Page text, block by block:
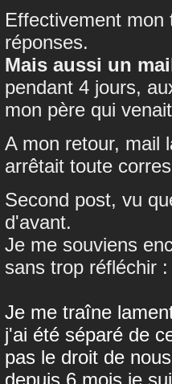
Effectivement
réponses.
Mais aussi un
pendant 4 jours,
mon père qui
A mon retour, mail
arrêtait toute
Second post, vu
d'avant.
Je me souviens
sans trop réfléchir :
Je me traîne
j'ai été séparé de
pas le droit de
depuis 6 mois je